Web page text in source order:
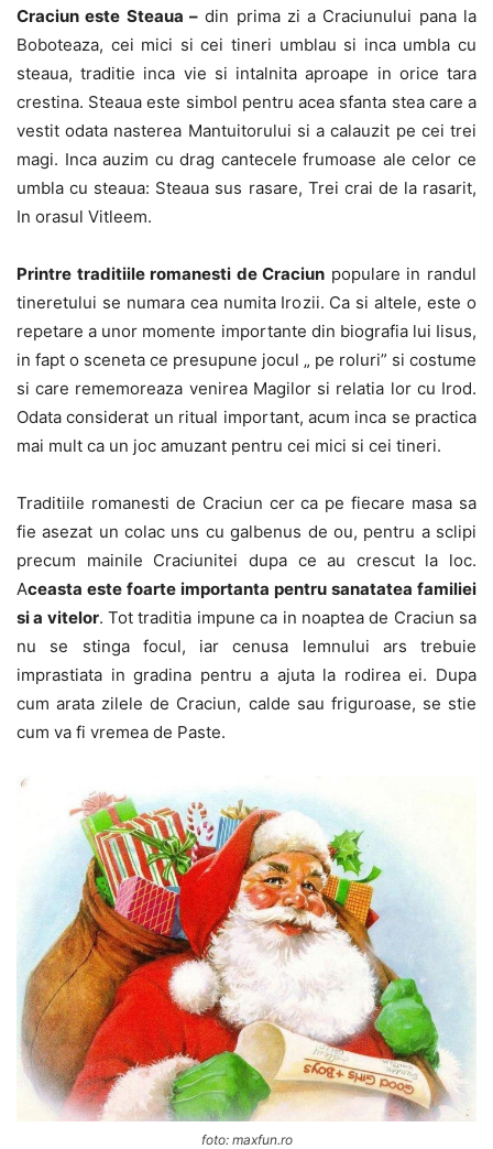
Craciun este Steaua –din prima zi a Craciunului pana la
Boboteaza, cei mici si cei tineri umblau si inca umbla cu
steaua, traditie inca vie si intalnita aproape in orice tara
crestina. Steaua este simbol pentru acea sfanta stea care a
vestit odata nasterea Mantuitorului si a calauzit pe cei trei
magi. Inca auzim cu drag cantecele frumoase ale celor ce
umbla cu steaua: Steaua sus rasare, Trei crai de la rasarit,
In orasul Vitleem.
Printre traditiile romanesti de Craciun populare in randul
tineretului se numara cea numita Irozii. Ca si altele, este o
repetare a unor momente importante din biografia lui Iisus,
in fapt o sceneta ce presupune jocul „ pe roluri” si costume
si care rememoreaza venirea Magilor si relatia lor cu Irod.
Odata considerat un ritual important, acum inca se practica
mai mult ca un joc amuzant pentru cei mici si cei tineri.
Traditiile romanesti de Craciun cer ca pe fiecare masa sa
fie asezat un colac uns cu galbenus de ou, pentru a sclipi
precum mainile Craciunitei dupa ce au crescut la loc.
Aceasta este foarte importanta pentru sanatatea familiei
si a vitelor. Tot traditia impune ca in noaptea de Craciun sa
nu se stinga focul, iar cenusa lemnului ars trebuie
imprastiata in gradina pentru a ajuta la rodirea ei. Dupa
cum arata zilele de Craciun, calde sau friguroase, se stie
cum va fi vremea de Paste.
foto: maxfun.ro